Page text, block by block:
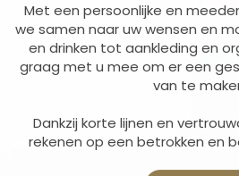
Met een persoonlijke en
we samen naar uw wensen en
en drinken tot aankleding en
graag met u mee om er een
van te
Dankzij korte lijnen en
rekenen op een betrokken en